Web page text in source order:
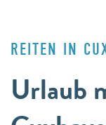
Urlaub
REITEN IN